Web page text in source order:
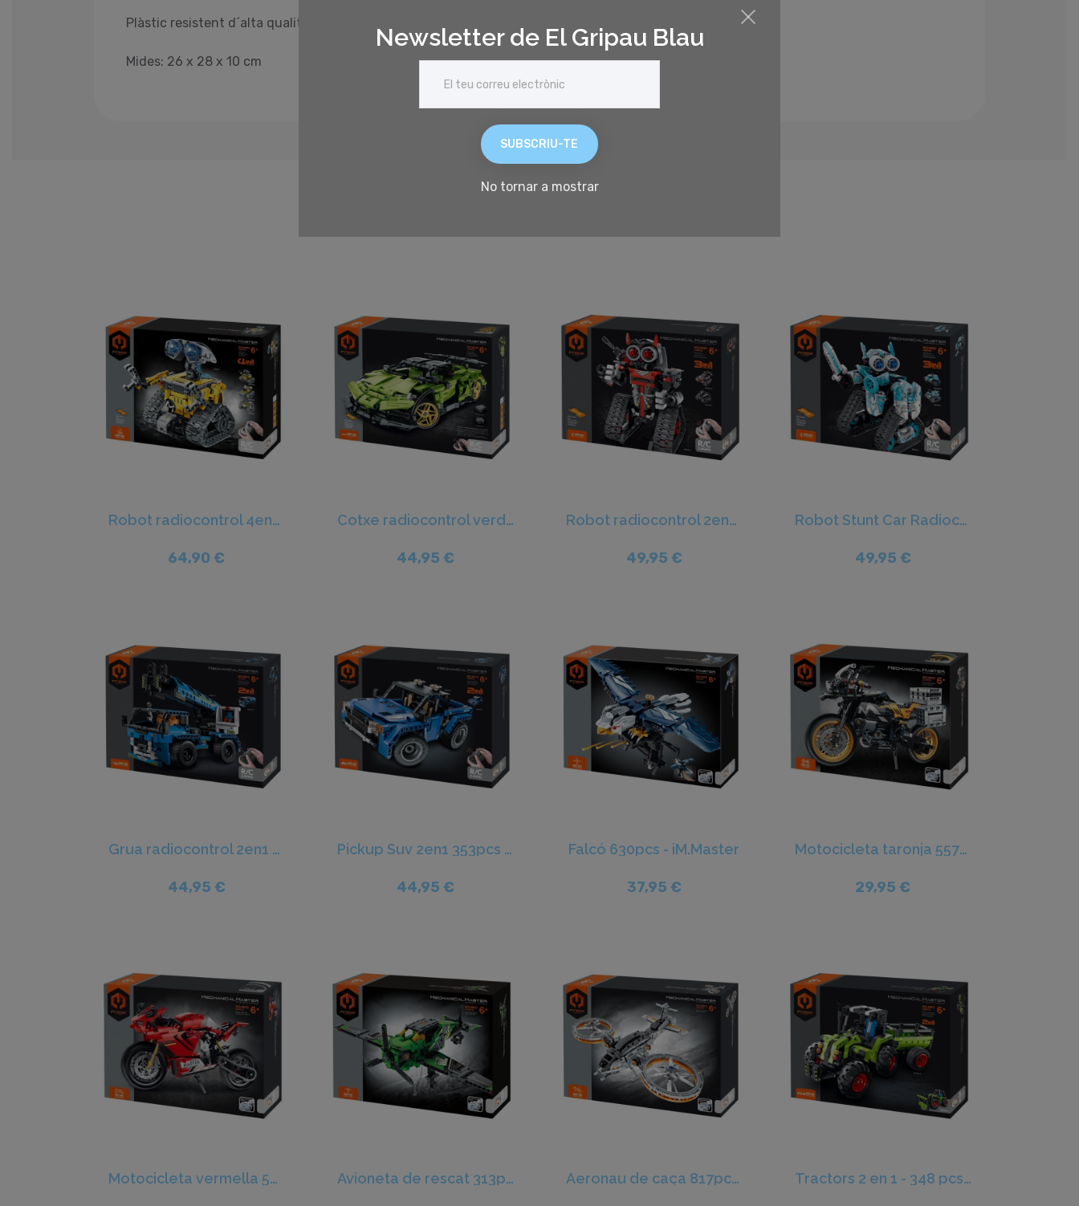
Newsletter de El Gripau Blau
SUBSCRIU-TE
No tornar a mostrar
Plàstic resistent d´alta qualitat
Mides: 26 x 28 x 10 cm
Robot radiocontrol 4en1 560pcs - iM.Master
64,90 €
Cotxe radiocontrol verd 429pcs - iM.Master
44,95 €
Robot radiocontrol 2en1 419pcs - iM.Master
49,95 €
Robot Stunt Car Radiocontrol 3en1 398pcs - iM.Master
49,95 €
Grua radiocontrol 2en1 401pcs - iM.Master
44,95 €
Pickup Suv 2en1 353pcs - iM.Master
44,95 €
Falcó 630pcs - iM.Master
37,95 €
Motocicleta taronja 557pcs - iM.Master
29,95 €
Motocicleta vermella 557 pcs - iM.Master Avioneta de rescat 313pcs - iM.Master Aeronau de caça 817pcs - iM.Master Tractors 2 en 1 - 348 pcs - iM.Master